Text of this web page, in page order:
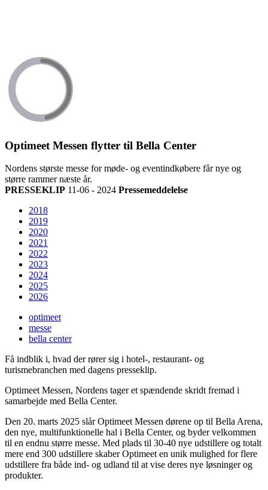
Optimeet Messen flytter til Bella Center
Nordens største messe for møde- og eventindkøbere får nye og
større rammer næste år.
PRESSEKLIP 11-06 - 2024 Pressemeddelelse
2018
2019
2020
2021
2022
2023
2024
2025
2026
optimeet
messe
bella center
Få indblik i, hvad der rører sig i hotel-, restaurant- og
turismebranchen med dagens presseklip.
Optimeet Messen, Nordens tager et spændende skridt fremad i
samarbejde med Bella Center.
Den 20. marts 2025 slår Optimeet Messen dørene op til Bella Arena,
den nye, multifunktionelle hal i Bella Center, og byder velkommen
til en endnu større messe. Med plads til 30-40 nye udstillere og totalt
mere end 300 udstillere skaber Optimeet en unik mulighed for flere
udstillere fra både ind- og udland til at vise deres nye løsninger og
produkter.